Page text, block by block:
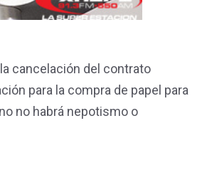
cancelación del contrato
para la compra de papel para
no habrá nepotismo o